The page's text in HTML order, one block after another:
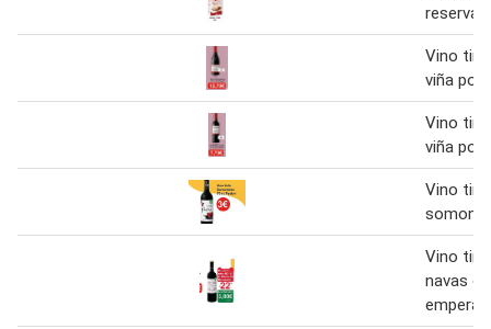
reserva
Vino
viña
Vino
viña
Vino
Vino
navas